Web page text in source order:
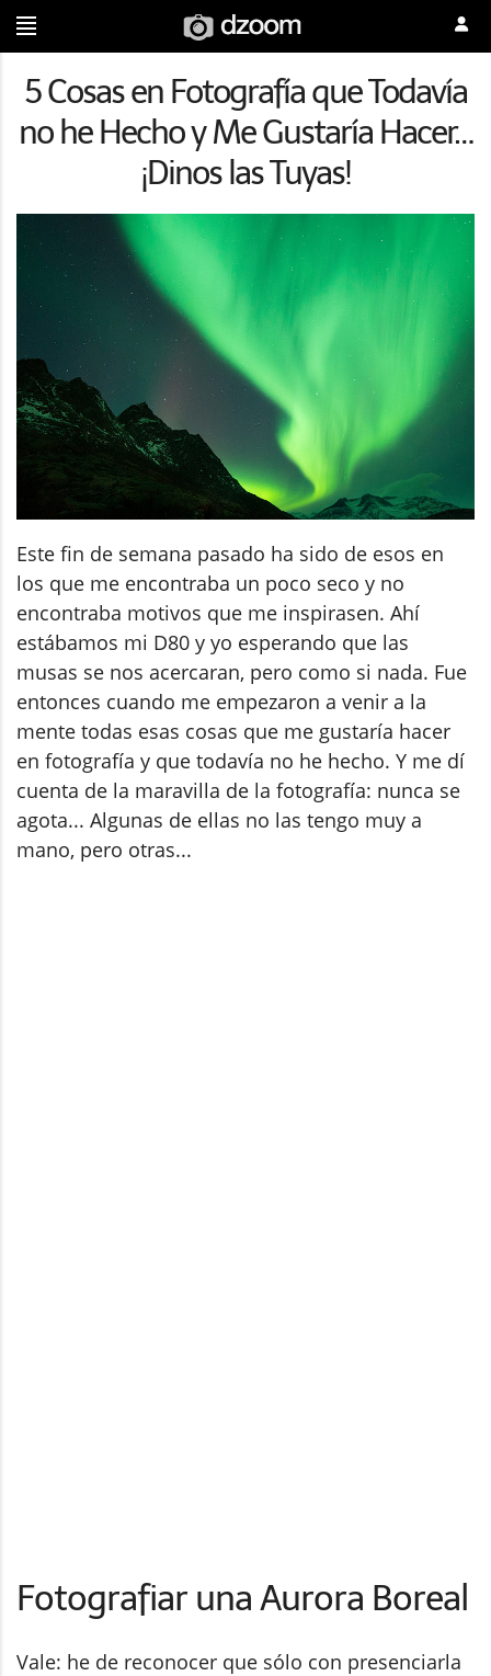
5 Cosas en Fotografía que Todavía
no he Hecho y Me Gustaría Hacer…
¡Dinos las Tuyas!
Este fin de semana pasado ha sido de esos en
los que me encontraba un poco seco y no
encontraba motivos que me inspirasen. Ahí
estábamos mi D80 y yo esperando que las
musas se nos acercaran, pero como si nada. Fue
entonces cuando me empezaron a venir a la
mente todas esas cosas que me gustaría hacer
en fotografía y que todavía no he hecho. Y me dí
cuenta de la maravilla de la fotografía: nunca se
agota... Algunas de ellas no las tengo muy a
mano, pero otras...
Fotografiar una Aurora Boreal
Vale: he de reconocer que sólo con presenciarla